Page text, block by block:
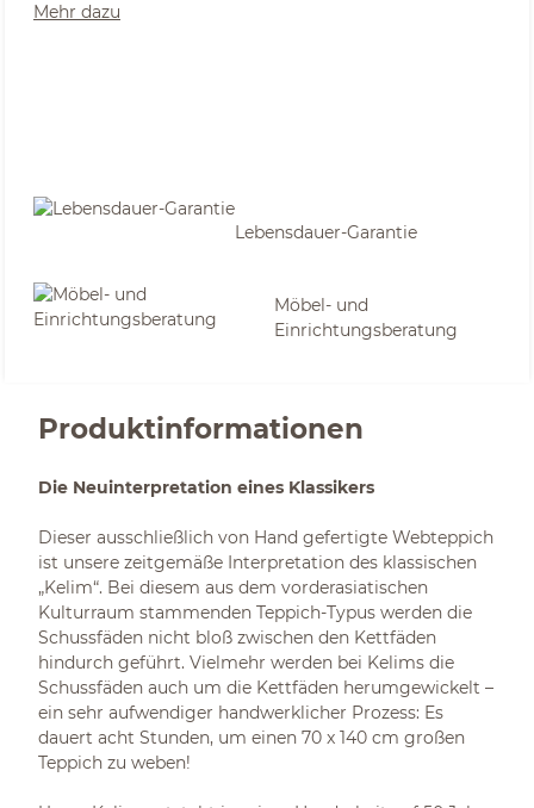
Mehr dazu
Lebensdauer-Garantie
Möbel- und
Einrichtungsberatung
Produktinformationen
Die Neuinterpretation eines Klassikers
Dieser ausschließlich von Hand gefertigte Webteppich
ist unsere zeitgemäße Interpretation des klassischen
„Kelim“. Bei diesem aus dem vorderasiatischen
Kulturraum stammenden Teppich-Typus werden die
Schussfäden nicht bloß zwischen den Kettfäden
hindurch geführt. Vielmehr werden bei Kelims die
Schussfäden auch um die Kettfäden herumgewickelt –
ein sehr aufwendiger handwerklicher Prozess: Es
dauert acht Stunden, um einen 70 x 140 cm großen
Teppich zu weben!